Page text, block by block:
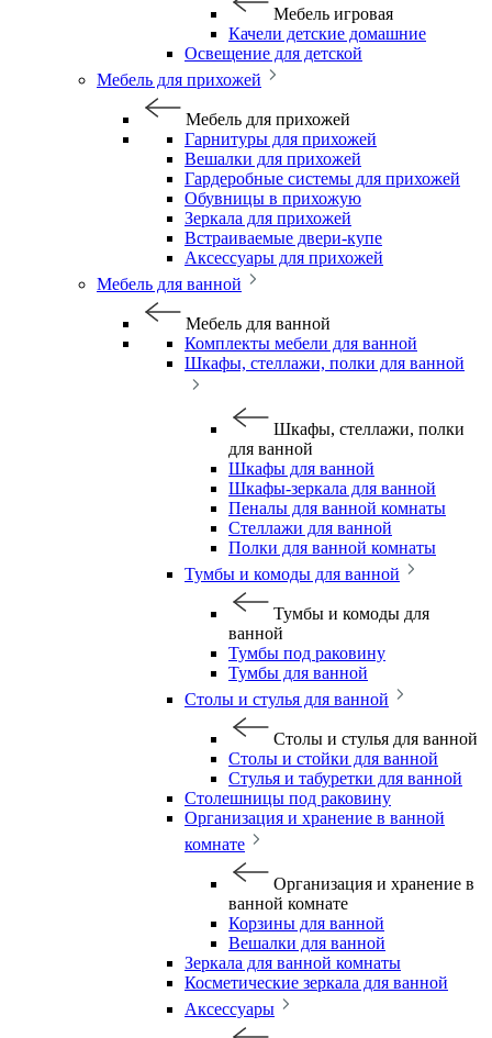
Мебель игровая
Качели детские домашние
Освещение для детской
Мебель для прихожей
Мебель для прихожей
Гарнитуры для прихожей
Вешалки для прихожей
Гардеробные системы для прихожей
Обувницы в прихожую
Зеркала для прихожей
Встраиваемые двери-купе
Аксессуары для прихожей
Мебель для ванной
Мебель для ванной
Комплекты мебели для ванной
Шкафы, стеллажи, полки для ванной
Шкафы, стеллажи, полки
для ванной
Шкафы для ванной
Шкафы-зеркала для ванной
Пеналы для ванной комнаты
Стеллажи для ванной
Полки для ванной комнаты
Тумбы и комоды для ванной
Тумбы и комоды для
ванной
Тумбы под раковину
Тумбы для ванной
Столы и стулья для ванной
Столы и стулья для ванной
Столы и стойки для ванной
Стулья и табуретки для ванной
Столешницы под раковину
Организация и хранение в ванной
комнате
Организация и хранение в
ванной комнате
Корзины для ванной
Вешалки для ванной
Зеркала для ванной комнаты
Косметические зеркала для ванной
Аксессуары